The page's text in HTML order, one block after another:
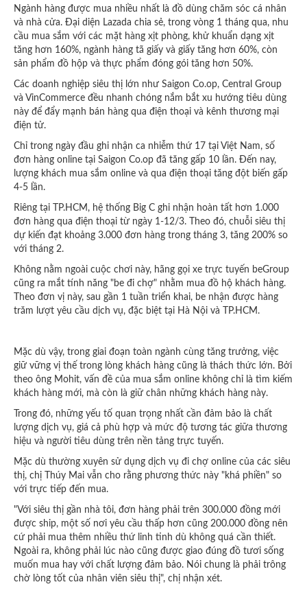
Ngành hàng được mua nhiều nhất là đồ dùng chăm sóc cá nhân
và nhà cửa. Đại diện Lazada chia sẻ, trong vòng 1 tháng qua, nhu
cầu mua sắm với các mặt hàng xịt phòng, khử khuẩn dạng xịt
tăng hơn 160%, ngành hàng tã giấy và giấy tăng hơn 60%, còn
sản phẩm đồ hộp và thực phẩm đóng gói tăng hơn 50%.
Các doanh nghiệp siêu thị lớn như Saigon Co.op, Central Group
và VinCommerce đều nhanh chóng nắm bắt xu hướng tiêu dùng
này để đẩy mạnh bán hàng qua điện thoại và kênh thương mại
điện tử.
Chỉ trong ngày đầu ghi nhận ca nhiễm thứ 17 tại Việt Nam, số
đơn hàng online tại Saigon Co.op đã tăng gấp 10 lần. Đến nay,
lượng khách mua sắm online và qua điện thoại tăng đột biến gấp
4-5 lần.
Riêng tại TP.HCM, hệ thống Big C ghi nhận hoàn tất hơn 1.000
đơn hàng qua điện thoại từ ngày 1-12/3. Theo đó, chuỗi siêu thị
dự kiến đạt khoảng 3.000 đơn hàng trong tháng 3, tăng 200% so
với tháng 2.
Không nằm ngoài cuộc chơi này, hãng gọi xe trực tuyến beGroup
cũng ra mắt tính năng "be đi chợ" nhằm mua đồ hộ khách hàng.
Theo đơn vị này, sau gần 1 tuần triển khai, be nhận được hàng
trăm lượt yêu cầu dịch vụ, đặc biệt tại Hà Nội và TP.HCM.
Mặc dù vậy, trong giai đoạn toàn ngành cùng tăng trưởng, việc
giữ vững vị thế trong lòng khách hàng cũng là thách thức lớn. Bởi
theo ông Mohit, vấn đề của mua sắm online không chỉ là tìm kiếm
khách hàng mới, mà còn là giữ chân những khách hàng này.
Trong đó, những yếu tố quan trọng nhất cần đảm bảo là chất
lượng dịch vụ, giá cả phù hợp và mức độ tương tác giữa thương
hiệu và người tiêu dùng trên nền tảng trực tuyến.
Mặc dù thường xuyên sử dụng dịch vụ đi chợ online của các siêu
thị, chị Thúy Mai vẫn cho rằng phương thức này "khá phiền" so
với trực tiếp đến mua.
"Với siêu thị gần nhà tôi, đơn hàng phải trên 300.000 đồng mới
được ship, một số nơi yêu cầu thấp hơn cũng 200.000 đồng nên
cứ phải mua thêm nhiều thứ linh tinh dù không quá cần thiết.
Ngoài ra, không phải lúc nào cũng được giao đúng đồ tươi sống
muốn mua hay với chất lượng đảm bảo. Nói chung là phải trông
chờ lòng tốt của nhân viên siêu thị", chị nhận xét.